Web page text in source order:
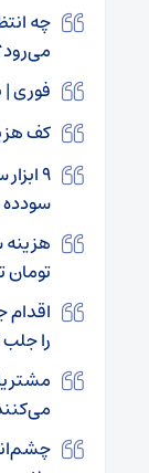
چه
فوری‌
کف
۹
را